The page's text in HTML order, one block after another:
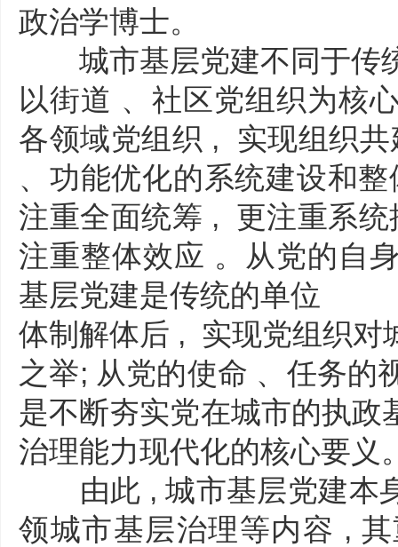
政治学博士。
城市基层党建不同于传
以街道 、社区党组织为核
各领域党组织 , 实现组织
、功能优化的系统建设和
注重全面统筹 , 更注重系
注重整体效应 。从党的自
基层党建是传统的单位
体制解体后 , 实现党组织对
之举; 从党的使命 、任务
是不断夯实党在城市的执政
治理能力现代化的核心要义
由此 , 城市基层党建本
领城市基层治理等内容 ,